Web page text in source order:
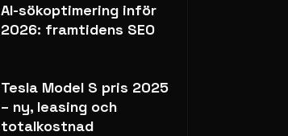
AI-sökoptimering inför
2026: framtidens SEO
Tesla Model S pris 2025
– ny, leasing och
totalkostnad